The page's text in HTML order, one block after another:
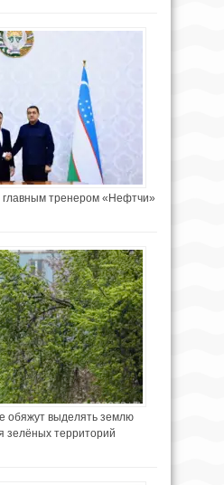
тренером «Нефтчи»
обяжут выделять землю
зелёных территорий